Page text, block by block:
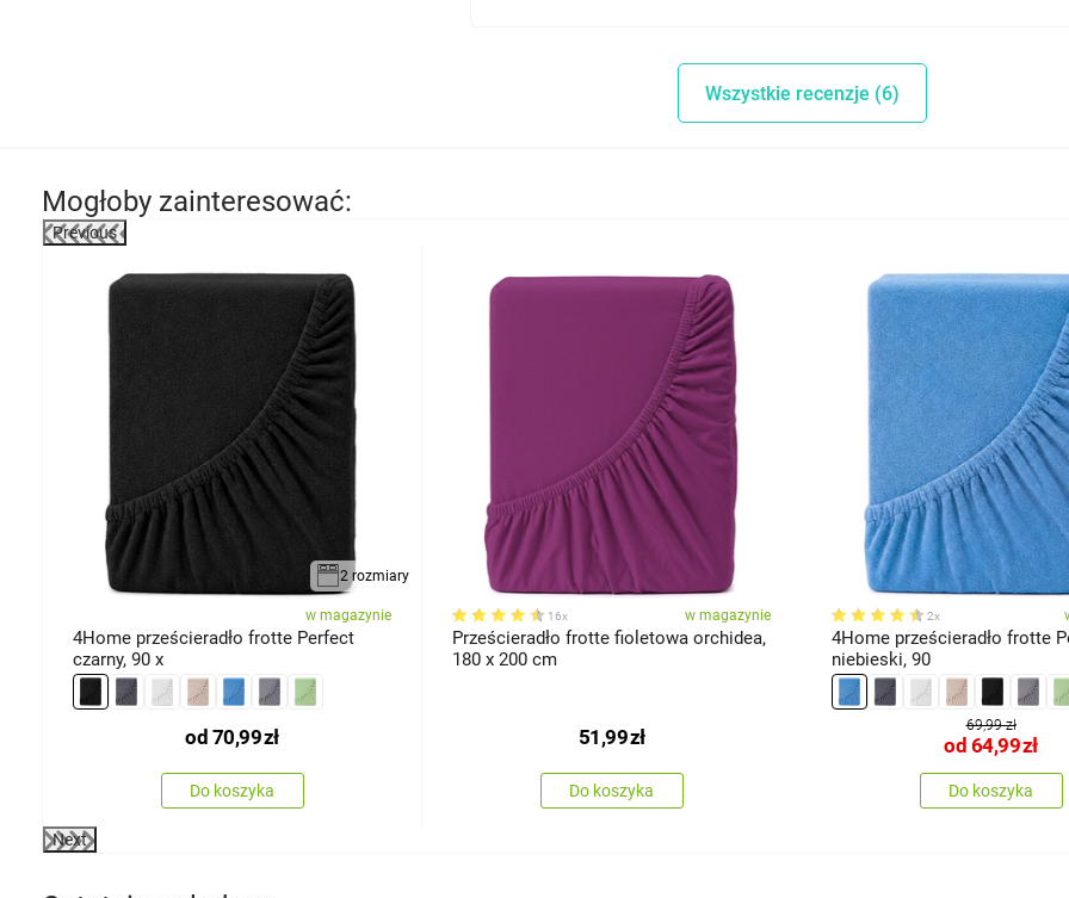
Wszystkie recenzje (6)
Mogłoby zainteresować:
Previous
2 rozmiary
w magazynie
4Home prześcieradło frotte Perfect
czarny, 90 x
od 70,99zł
Do koszyka
16x w magazynie
Prześcieradło frotte fioletowa orchidea,
180 x 200 cm
51,99zł
Do koszyka
2x
4Home prześcieradło frotte
niebieski, 90
69,99 zł
od 64,99zł
Do koszyka
Next